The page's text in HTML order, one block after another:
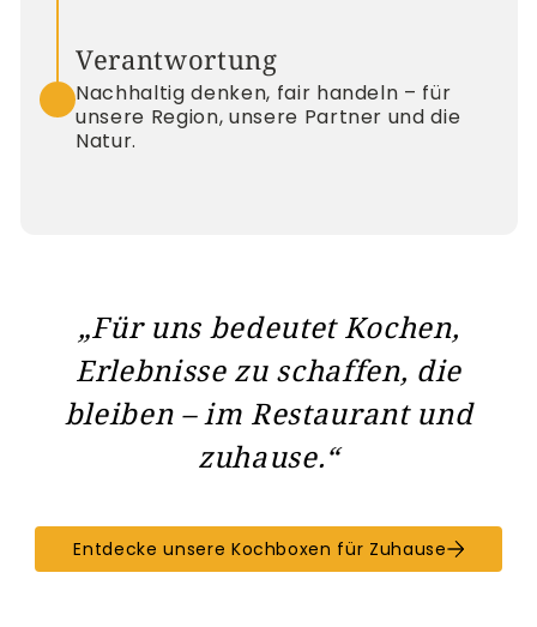
Verantwortung
Nachhaltig denken, fair handeln – für
unsere Region, unsere Partner und die
Natur.
„Für uns bedeutet Kochen,
Erlebnisse zu schaffen, die
bleiben – im Restaurant und
zuhause.“
Entdecke unsere Kochboxen für Zuhause